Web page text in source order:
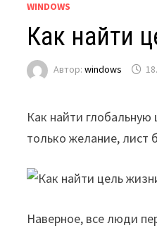
WINDOWS
Как найти
Автор:windows
Как найти
только желание, лист
Наверное, все люди